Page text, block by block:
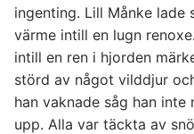
ingenting. Lill Månke
värme intill en lugn
intill en ren i hjorden
störd av något vilddjur
han vaknade såg han inte
upp. Alla var täckta av